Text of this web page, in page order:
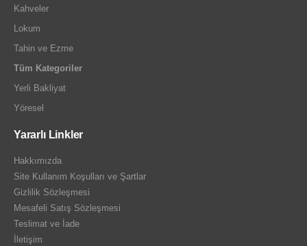
Kahveler
Lokum
Tahin ve Ezme
Tüm Kategoriler
Yerli Bakliyat
Yöresel
Yararlı Linkler
Hakkımızda
Site Kullanım Koşulları ve Şartlar
Gizlilik Sözleşmesi
Mesafeli Satış Sözleşmesi
Teslimat ve İade
İletişim